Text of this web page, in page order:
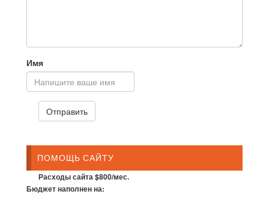
Имя
ПОМОЩЬ САЙТУ
Расходы сайта $800/мес.
Бюджет наполнен на: